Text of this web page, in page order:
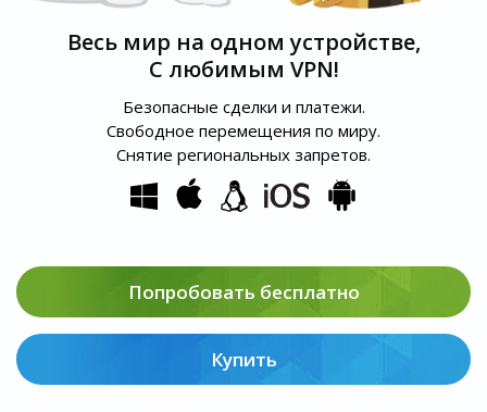
Весь мир на одном устройстве,
С любимым VPN!
Безопасные сделки и платежи.
Свободное перемещения по миру.
Снятие региональных запретов.
Попробовать бесплатно
Купить